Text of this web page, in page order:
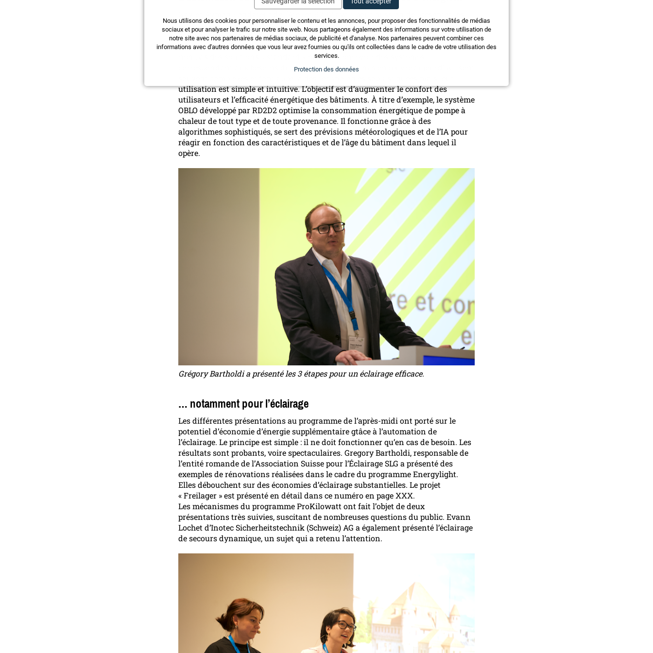
principaux protocoles de communication utilisés pour l’automatisation des
bâtiments et la topologie des installations. Durant son intervention il a pointé
l’importance du rôle et du travail de l’intégrateur qui est à même de proposer
non pas des solutions « standard » mais de concevoir des systèmes
correspondant aux besoins du client. Les moyens mis en œuvre aujourd’hui sont
utilisation est simple et intuitive. L’objectif est d’augmenter le confort des
utilisateurs et l’efficacité énergétique des bâtiments. À titre d’exemple, le système
OBLO développé par RD2D2 optimise la consommation énergétique de pompe à
chaleur de tout type et de toute provenance. Il fonctionne grâce à des
algorithmes sophistiqués, se sert des prévisions météorologiques et de l’IA pour
réagir en fonction des caractéristiques et de l’âge du bâtiment dans lequel il
opère.
Grégory Bartholdi a présenté les 3 étapes pour un éclairage efficace.
… notamment pour l’éclairage
Les différentes présentations au programme de l’après-midi ont porté sur le
potentiel d’économie d’énergie supplémentaire gtâce à l’automation de
l’éclairage. Le principe est simple : il ne doit fonctionner qu’en cas de besoin. Les
résultats sont probants, voire spectaculaires. Gregory Bartholdi, responsable de
l’entité romande de l’Association Suisse pour l’Éclairage SLG a présenté des
exemples de rénovations réalisées dans le cadre du programme Energylight.
Elles débouchent sur des économies d’éclairage substantielles. Le projet
« Freilager » est présenté en détail dans ce numéro en page XXX.
Les mécanismes du programme ProKilowatt ont fait l’objet de deux
présentations très suivies, suscitant de nombreuses questions du public. Evann
Lochet d’Inotec Sicherheitstechnik (Schweiz) AG a également présenté l’éclairage
de secours dynamique, un sujet qui a retenu l’attention.
Nous utilisons des cookies pour personnaliser le contenu et les annonces, pour proposer des fonctionnalités de médias
sociaux et pour analyser le trafic sur notre site web. Nous partageons également des informations sur votre utilisation de
notre site avec nos partenaires de médias sociaux, de publicité et d'analyse. Nos partenaires peuvent combiner ces
informations avec d'autres données que vous leur avez fournies ou qu'ils ont collectées dans le cadre de votre utilisation des
services.
Protection des données